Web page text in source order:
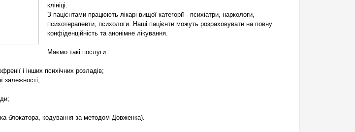
клініці.
З пацієнтами працюють лікарі вищої категорії - психіатри, наркологи,
психотерапевти, психологи. Наші пацієнти можуть розраховувати на повну
конфіденційність та анонімне лікування.
Маємо такі послуги :
і інших психічних розладів;
залежності;
блокатора, кодування за методом Довженка).